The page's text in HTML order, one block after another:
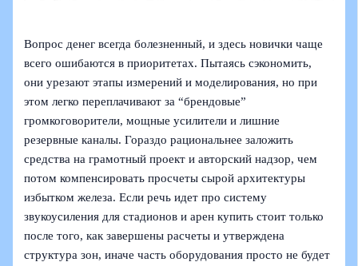
Вопрос денег всегда болезненный, и здесь новички чаще
всего ошибаются в приоритетах. Пытаясь сэкономить,
они урезают этапы измерений и моделирования, но при
этом легко переплачивают за “брендовые”
громкоговорители, мощные усилители и лишние
резервные каналы. Гораздо рациональнее заложить
средства на грамотный проект и авторский надзор, чем
потом компенсировать просчеты сырой архитектуры
избытком железа. Если речь идет про систему
звукоусиления для стадионов и арен купить стоит только
после того, как завершены расчеты и утверждена
структура зон, иначе часть оборудования просто не будет